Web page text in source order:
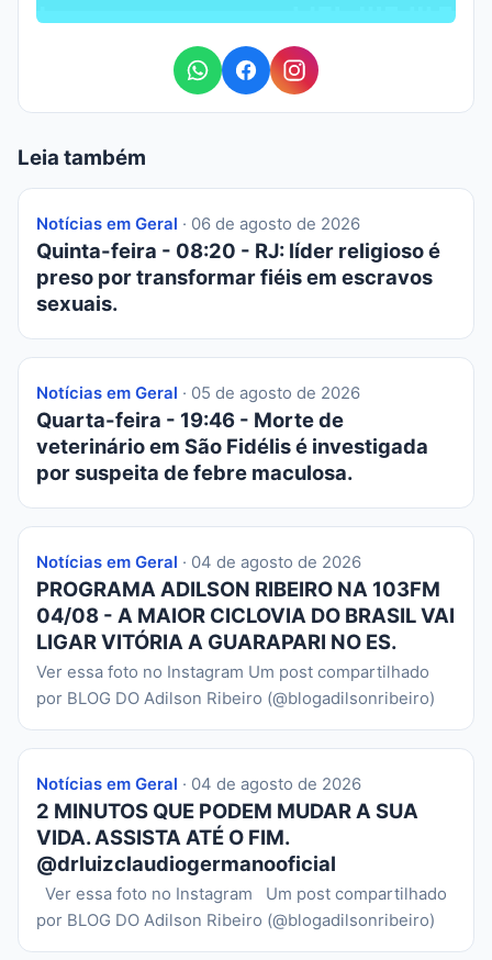
Leia também
Notícias em Geral · 06 de agosto de 2026
Quinta-feira - 08:20 - RJ: líder religioso é
preso por transformar fiéis em escravos
sexuais.
Notícias em Geral · 05 de agosto de 2026
Quarta-feira - 19:46 - Morte de
veterinário em São Fidélis é investigada
por suspeita de febre maculosa.
Notícias em Geral · 04 de agosto de 2026
PROGRAMA ADILSON RIBEIRO NA 103FM
04/08 - A MAIOR CICLOVIA DO BRASIL VAI
LIGAR VITÓRIA A GUARAPARI NO ES.
Ver essa foto no Instagram Um post compartilhado
por BLOG DO Adilson Ribeiro (@blogadilsonribeiro)
Notícias em Geral · 04 de agosto de 2026
2 MINUTOS QUE PODEM MUDAR A SUA
VIDA. ASSISTA ATÉ O FIM.
@drluizclaudiogermanooficial
Ver essa foto no Instagram Um post compartilhado
por BLOG DO Adilson Ribeiro (@blogadilsonribeiro)